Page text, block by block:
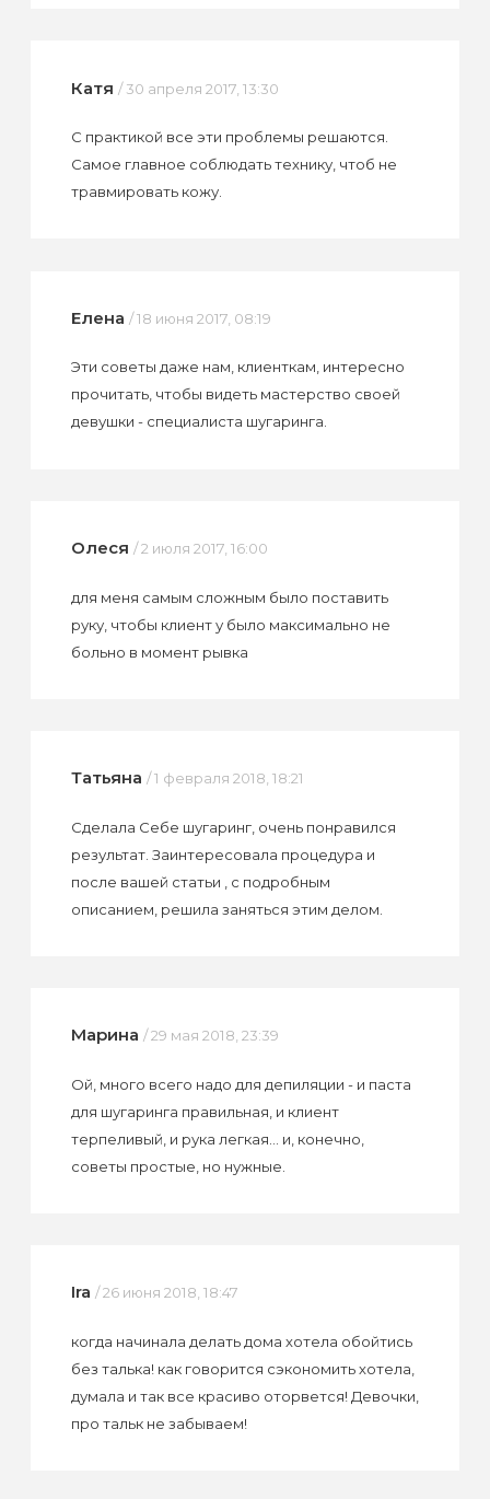
Катя / 30 апреля 2017, 13:30
С практикой все эти проблемы решаются.
Самое главное соблюдать технику, чтоб не
травмировать кожу.
Елена / 18 июня 2017, 08:19
Эти советы даже нам, клиенткам, интересно
прочитать, чтобы видеть мастерство своей
девушки - специалиста шугаринга.
Олеся / 2 июля 2017, 16:00
для меня самым сложным было поставить
руку, чтобы клиент у было максимально не
больно в момент рывка
Татьяна / 1 февраля 2018, 18:21
Сделала Себе шугаринг, очень понравился
результат. Заинтересовала процедура и
после вашей статьи , с подробным
описанием, решила заняться этим делом.
Марина / 29 мая 2018, 23:39
Ой, много всего надо для депиляции - и паста
для шугаринга правильная, и клиент
терпеливый, и рука легкая... и, конечно,
советы простые, но нужные.
Ira / 26 июня 2018, 18:47
когда начинала делать дома хотела обойтись
без талька! как говорится сэкономить хотела,
думала и так все красиво оторвется! Девочки,
про тальк не забываем!